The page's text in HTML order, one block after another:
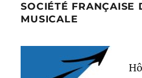
SOCIÉTÉ FRANÇAISE
MUSICALE